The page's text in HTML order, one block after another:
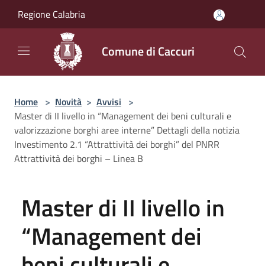
Regione Calabria
Comune di Caccuri
Home > Novità > Avvisi >
Master di II livello in “Management dei beni culturali e
valorizzazione borghi aree interne” Dettagli della notizia
Investimento 2.1 “Attrattività dei borghi” del PNRR
Attrattività dei borghi – Linea B
Master di II livello in
“Management dei